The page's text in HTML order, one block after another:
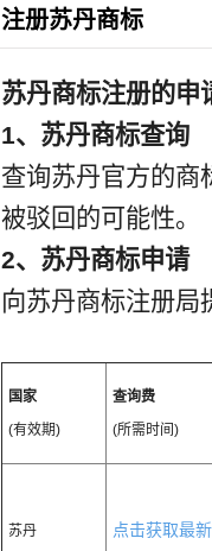
注册苏丹商标
苏丹商标注册的申
1、苏丹商标查询
查询苏丹官方的商
被驳回的可能性。
2、苏丹商标申请
向苏丹商标注册局
国家
(有效期)
查询费
(所需时间)
苏丹
点击获取最